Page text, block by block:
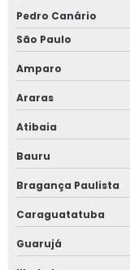
Laudo nr 12 preço
Laudo vasos de
Linha de vida e
Linha de vida para
Orçamento linha de
Orçamento projeto
Preço projeto de
Projeto de
Pedro Canário
São Paulo
Amparo
Araras
Atibaia
Bauru
Bragança Paulista
Caraguatatuba
Guarujá